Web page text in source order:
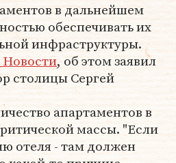
в дальнейшем
обеспечивать их
инфраструктуры.
, об этом заявил
столицы Сергей
апартаментов в
массы. "Если
отеля - там должен